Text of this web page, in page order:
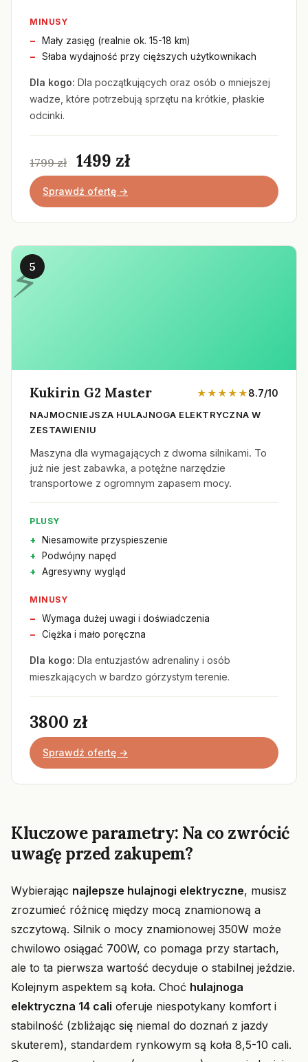
MINUSY
Mały zasięg (realnie ok. 15-18 km)
Słaba wydajność przy cięższych użytkownikach
Dla kogo: Dla początkujących oraz osób o mniejszej
wadze, które potrzebują sprzętu na krótkie, płaskie
odcinki.
1799 zł 1499 zł
Sprawdź ofertę →
5
Kukirin G2 Master ★★★★★8.7/10
NAJMOCNIEJSZA HULAJNOGA ELEKTRYCZNA W
ZESTAWIENIU
Maszyna dla wymagających z dwoma silnikami. To
już nie jest zabawka, a potężne narzędzie
transportowe z ogromnym zapasem mocy.
PLUSY
Niesamowite przyspieszenie
Podwójny napęd
Agresywny wygląd
MINUSY
Wymaga dużej uwagi i doświadczenia
Ciężka i mało poręczna
Dla kogo: Dla entuzjastów adrenaliny i osób
mieszkających w bardzo górzystym terenie.
3800 zł
Sprawdź ofertę →
Kluczowe parametry: Na co zwrócić
uwagę przed zakupem?
Wybierając najlepsze hulajnogi elektryczne, musisz
zrozumieć różnicę między mocą znamionową a
szczytową. Silnik o mocy znamionowej 350W może
chwilowo osiągać 700W, co pomaga przy startach,
ale to ta pierwsza wartość decyduje o stabilnej jeździe.
Kolejnym aspektem są koła. Choć hulajnoga
elektryczna 14 cali oferuje niespotykany komfort i
stabilność (zbliżając się niemal do doznań z jazdy
skuterem), standardem rynkowym są koła 8,5-10 cali.